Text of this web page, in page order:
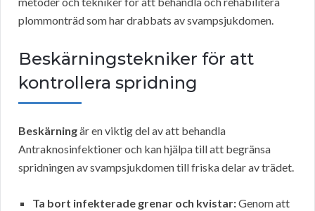
plommonträd som har drabbats av svampsjukdomen.
Beskärningstekniker för att
kontrollera spridning
Beskärningär en viktig del av att behandla
Antraknosinfektioner och kan hjälpa till att begränsa
spridningen av svampsjukdomen till friska delar av trädet.
Ta bort infekterade grenar och kvistar:Genom att